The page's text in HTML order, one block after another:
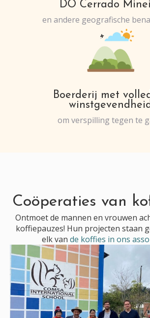
DO Cerrado
en andere geografische
Boerderij met
om verspilling tegen te
Coöperaties van
Ontmoet de mannen en vrouwen
koffiepauzes! Hun projecten staan
elk van de koffies in ons